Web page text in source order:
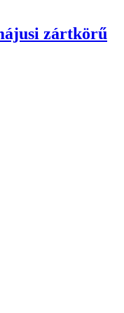
zártkörű